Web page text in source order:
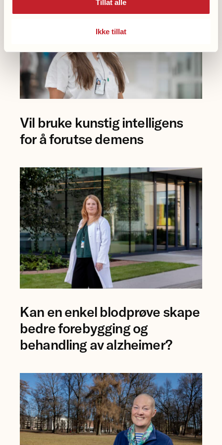
Tillat alle
Ikke tillat
av
forsker
Aamodt
på
Rikshospitalet.
Vil bruke kunstig intelligens
for å forutse demens
av
forsker
Ingrid
Augestad.
Kan en enkel blodprøve skape
bedre forebygging og
behandling av alzheimer?